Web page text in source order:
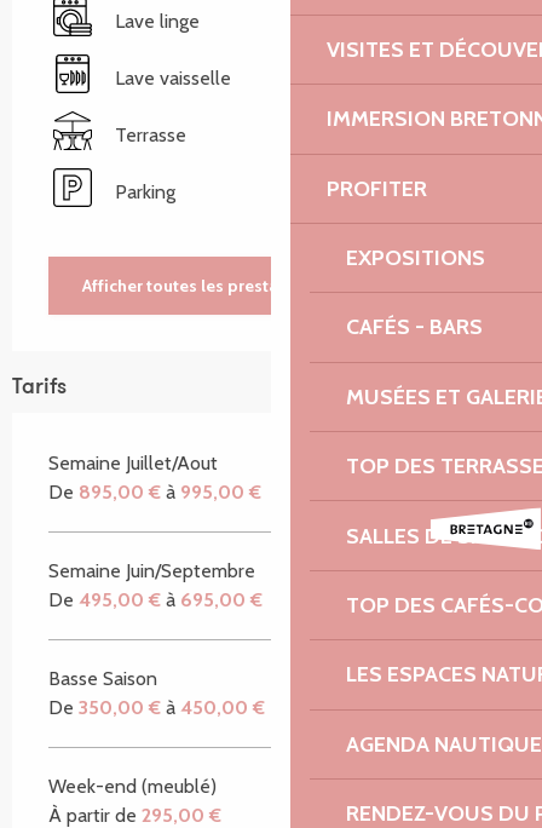
VISITES ET
IMMERSION
PROFITER
EXPOSITIONS
CAFÉS - BARS
MUSÉES ET
TOP DES
SALLES DE
TOP DES CAFÉS-
LES ESPACES
AGENDA NAUTIQUE
RENDEZ-VOUS DU
Lave linge
Lave vaisselle
Terrasse
Parking
Afficher toutes les prestations
Tarifs
Semaine Juillet/Aout
De 895,00 € à 995,00 €
Semaine Juin/Septembre
De 495,00 € à 695,00 €
Basse Saison
De 350,00 € à 450,00 €
Week-end (meublé)
À partir de 295,00 €